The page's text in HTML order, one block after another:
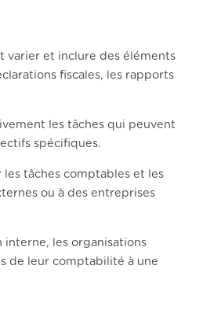
varier et inclure des éléments
fiscales, les rapports
les tâches qui peuvent
spécifiques.
tâches comptables et les
ou à des entreprises
les organisations
de leur comptabilité à une